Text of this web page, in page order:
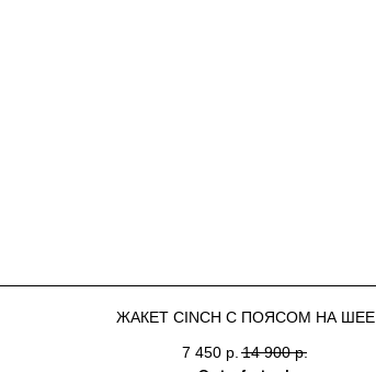
ЖАКЕТ CINCH С ПОЯСОМ НА ШЕЕ
7 450 р. 14 900 р.